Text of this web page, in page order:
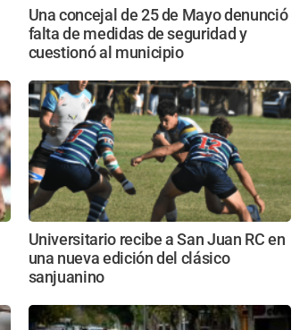
Una concejal de 25 de Mayo denunció
falta de medidas de seguridad y
cuestionó al municipio
Universitario recibe a San Juan RC en
una nueva edición del clásico
sanjuanino